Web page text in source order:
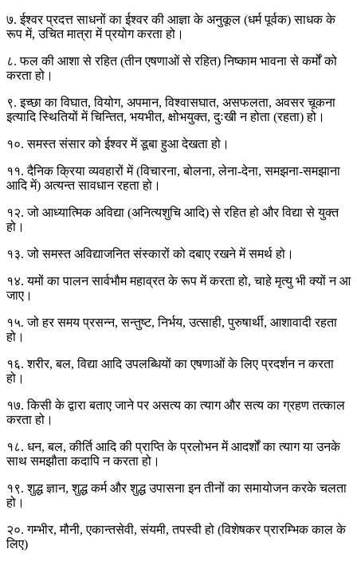
७. ईश्वर प्रदत्त साधनों का ईश्वर की आज्ञा के अनुकूल (धर्म पूर्वक) साधक के
रूप में, उचित मात्रा में प्रयोग करता हो।
८. फल की आशा से रहित (तीन एषणाओं से रहित) निष्काम भावना से कर्मों को
करता हो।
९. इच्छा का विघात, वियोग, अपमान, विश्वासघात, असफलता, अवसर चूकना
इत्यादि स्थितियों में चिन्तित, भयभीत, क्षोभयुक्त, दुःखी न होता (रहता) हो।
१०. समस्त संसार को ईश्वर में डूबा हुआ देखता हो।
११. दैनिक क्रिया व्यवहारों में (विचारना, बोलना, लेना-देना, समझना-समझाना
आदि में) अत्यन्त सावधान रहता हो।
१२. जो आध्यात्मिक अविद्या (अनित्यशुचि आदि) से रहित हो और विद्या से युक्त
हो।
१३. जो समस्त अविद्याजनित संस्कारों को दबाए रखने में समर्थ हो।
१४. यमों का पालन सार्वभौम महाव्रत के रूप में करता हो, चाहे मृत्यु भी क्यों न आ
जाए।
१५. जो हर समय प्रसन्न, सन्तुष्ट, निर्भय, उत्साही, पुरुषार्थी, आशावादी रहता
हो।
१६. शरीर, बल, विद्या आदि उपलब्धियों का एषणाओं के लिए प्रदर्शन न करता
हो।
१७. किसी के द्वारा बताए जाने पर असत्य का त्याग और सत्य का ग्रहण तत्काल
करता हो।
१८. धन, बल, कीर्ति आदि की प्राप्ति के प्रलोभन में आदर्शों का त्याग या उनके
साथ समझौता कदापि न करता हो।
१९. शुद्ध ज्ञान, शुद्ध कर्म और शुद्ध उपासना इन तीनों का समायोजन करके चलता
हो।
२०. गम्भीर, मौनी, एकान्तसेवी, संयमी, तपस्वी हो (विशेषकर प्रारम्भिक काल के
लिए)